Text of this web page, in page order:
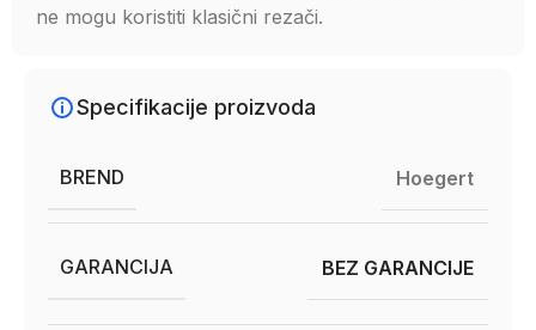
ne mogu koristiti klasični rezači.
Specifikacije proizvoda
BREND Hoegert
GARANCIJA BEZ GARANCIJE